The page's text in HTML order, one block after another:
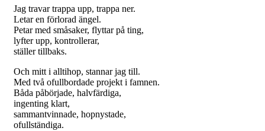
Jag travar trappa upp, trappa ner.
Letar en förlorad ängel.
Petar med småsaker, flyttar på ting,
lyfter upp, kontrollerar,
ställer tillbaks.
Och mitt i alltihop, stannar jag till.
Med två ofullbordade projekt i famnen.
Båda påbörjade, halvfärdiga,
ingenting klart,
sammantvinnade, hopnystade,
ofullständiga.